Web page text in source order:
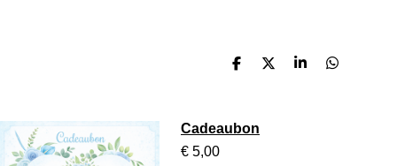
D
n
D
S
D
Cadeaubon
€ 5,00